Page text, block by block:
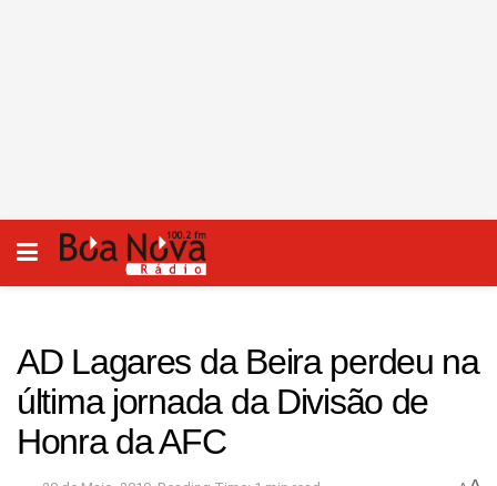
AD Lagares da Beira perdeu na
última jornada da Divisão de
Honra da AFC